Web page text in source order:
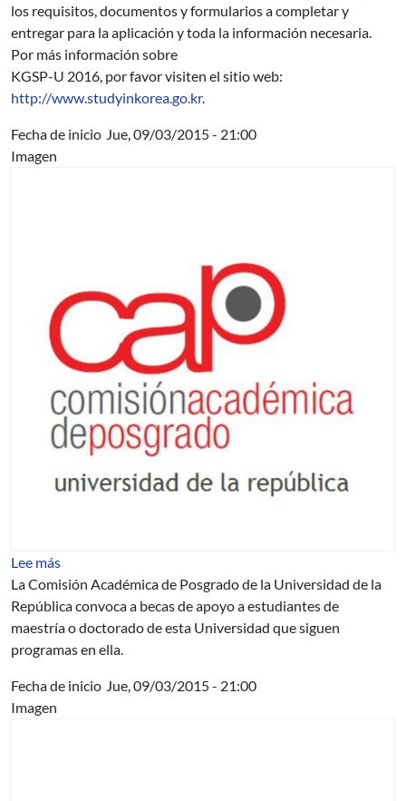
los requisitos, documentos y formularios a completar y
entregar para la aplicación y toda la información necesaria.
Por más información sobre
KGSP-U 2016, por favor visiten el sitio web:
http://www.studyinkorea.go.kr.
Fecha de inicio Jue, 09/03/2015 - 21:00
Imagen
Lee más
La Comisión Académica de Posgrado de la Universidad de la
República convoca a becas de apoyo a estudiantes de
maestría o doctorado de esta Universidad que siguen
programas en ella.
Fecha de inicio Jue, 09/03/2015 - 21:00
Imagen